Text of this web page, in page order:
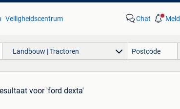
Veiligheidscentrum Chat
Landbouw | Tractoren
voor 'ford dexta'